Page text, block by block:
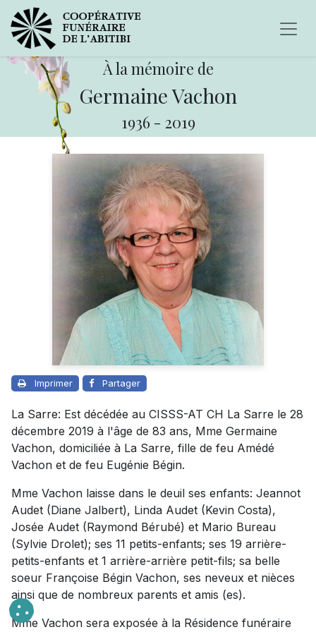
À la mémoire de
Germaine Vachon
1936 - 2019
Imprimer Partager
La Sarre: Est décédée au CISSS-AT CH La Sarre le 28
décembre 2019 à l'âge de 83 ans, Mme Germaine
Vachon, domiciliée à La Sarre, fille de feu Amédé
Vachon et de feu Eugénie Bégin.
Mme Vachon laisse dans le deuil ses enfants: Jeannot
Audet (Diane Jalbert), Linda Audet (Kevin Costa),
Josée Audet (Raymond Bérubé) et Mario Bureau
(Sylvie Drolet); ses 11 petits-enfants; ses 19 arrière-
petits-enfants et 1 arrière-arrière petit-fils; sa belle
soeur Françoise Bégin Vachon, ses neveux et nièces
ainsi que de nombreux parents et amis (es).
Mme Vachon sera exposée à la Résidence funéraire